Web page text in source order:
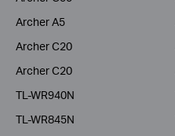
Archer A5
Archer C20
Archer C20
TL-WR940N
TL-WR845N